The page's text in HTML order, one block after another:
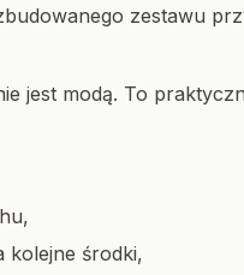
zestawu
jest modą. To
kolejne środki,